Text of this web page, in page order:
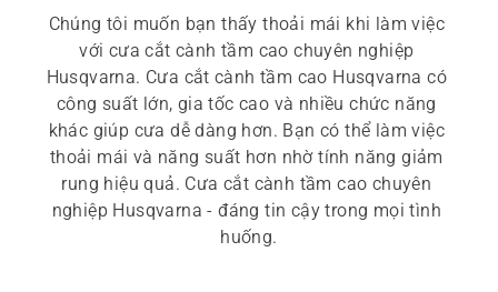
Chúng tôi muốn bạn thấy thoải mái khi làm việc
với cưa cắt cành tầm cao chuyên nghiệp
Husqvarna. Cưa cắt cành tầm cao Husqvarna có
công suất lớn, gia tốc cao và nhiều chức năng
khác giúp cưa dễ dàng hơn. Bạn có thể làm việc
thoải mái và năng suất hơn nhờ tính năng giảm
rung hiệu quả. Cưa cắt cành tầm cao chuyên
nghiệp Husqvarna - đáng tin cậy trong mọi tình
huống.